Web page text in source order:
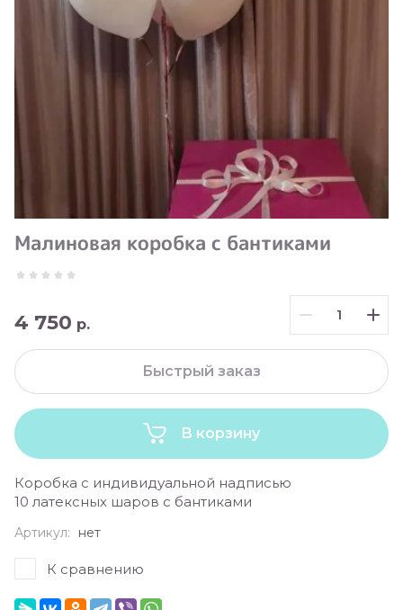
Малиновая коробка с бантиками
4 750 р.
В корзину
Быстрый заказ
Коробка с индивидуальной надписью
10 латексных шаров с бантиками
Артикул: нет
К сравнению